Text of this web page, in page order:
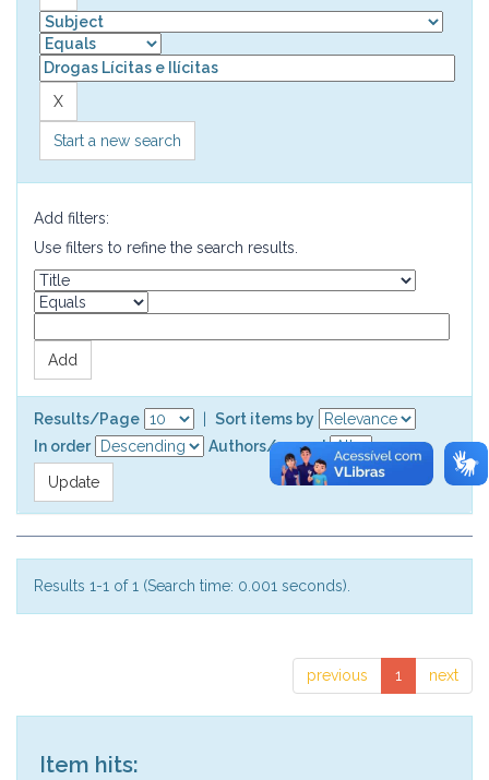
Start a new search
Add filters:
Use filters to refine the search results.
Results/Page
Sort items by
In order
Authors/record
Results 1-1 of 1 (Search time: 0.001 seconds).
previous 1 next
Item hits: